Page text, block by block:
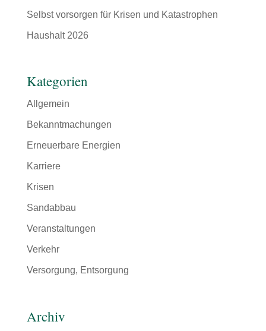
Selbst vorsorgen für Krisen und Katastrophen
Haushalt 2026
Kategorien
Allgemein
Bekanntmachungen
Erneuerbare Energien
Karriere
Krisen
Sandabbau
Veranstaltungen
Verkehr
Versorgung, Entsorgung
Archiv